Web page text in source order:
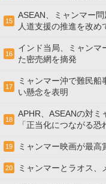
15
ASEAN、ミャンマー
人道支援の推進を改め
16
インド当局、ミャン
た密売網を摘発
17
ミャンマー沖で難民
い懸念を表明
18
APHR、ASEANの対
「正当化につながる恐
19 ミャンマー映画が最
20 ミャンマーとラオス